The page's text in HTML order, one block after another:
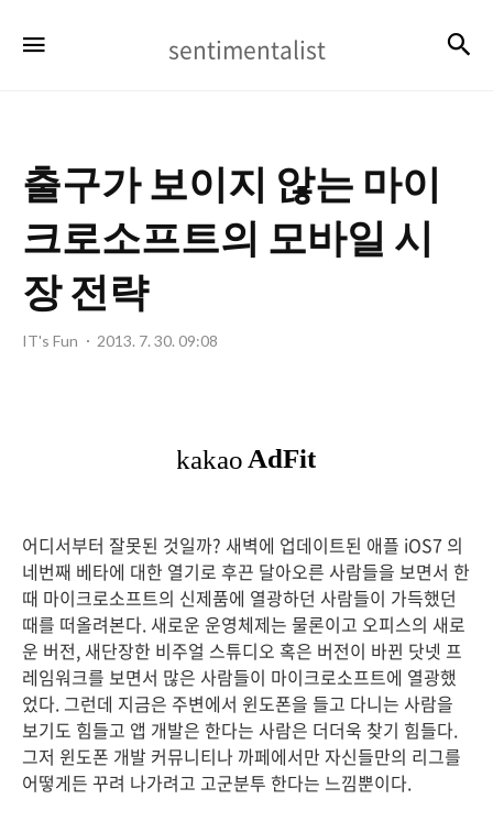
sentimentalist
출구가 보이지 않는 마이
크로소프트의 모바일 시
장 전략
IT's Fun 2013. 7. 30. 09:08
어디서부터 잘못된 것일까? 새벽에 업데이트된 애플 iOS7 의
네번째 베타에 대한 열기로 후끈 달아오른 사람들을 보면서 한
때 마이크로소프트의 신제품에 열광하던 사람들이 가득했던
때를 떠올려본다. 새로운 운영체제는 물론이고 오피스의 새로
운 버전, 새단장한 비주얼 스튜디오 혹은 버전이 바뀐 닷넷 프
레임워크를 보면서 많은 사람들이 마이크로소프트에 열광했
었다. 그런데 지금은 주변에서 윈도폰을 들고 다니는 사람을
보기도 힘들고 앱 개발은 한다는 사람은 더더욱 찾기 힘들다.
그저 윈도폰 개발 커뮤니티나 까페에서만 자신들만의 리그를
어떻게든 꾸려 나가려고 고군분투 한다는 느낌뿐이다.